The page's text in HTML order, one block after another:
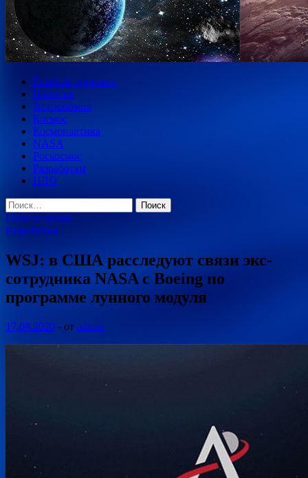
Главная страница
Новости
Астрономия
Космос
Космонавтика
NASA
Роскосмос
Разработки
НЛО
Найти:
Главное меню
Разработки
WSJ: в США расследуют связи экс-
сотрудника NASA с Boeing по
программе лунного модуля
17.08.2020 - от admin